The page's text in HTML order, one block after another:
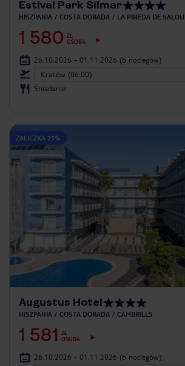
Estival Park Silmar
HISZPANIA COSTA DORADA LA PINEDA DE SALOU
1 580 ZŁ
OSOBA
26.10.2026 - 01.11.2026 (6 noclegów)
Kraków (06:00)
Śniadanie
ZALICZKA 25%
Augustus Hotel
HISZPANIA COSTA DORADA CAMBRILLS
1 581
ZŁ
OSOBA
26.10.2026 - 01.11.2026 (6 noclegów)